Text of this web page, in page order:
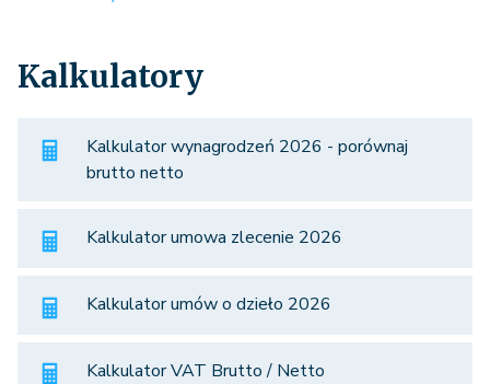
Kalkulatory
Kalkulator wynagrodzeń 2026 - porównaj
brutto netto
Kalkulator umowa zlecenie 2026
Kalkulator umów o dzieło 2026
Kalkulator VAT Brutto / Netto